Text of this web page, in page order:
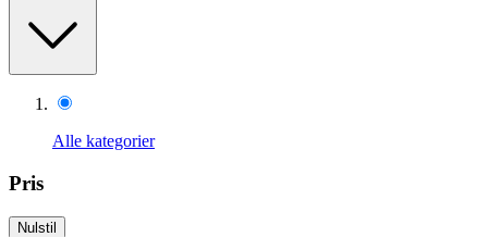
Alle kategorier
Pris
Nulstil